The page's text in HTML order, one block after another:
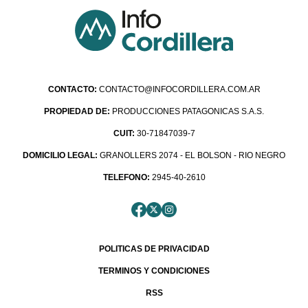
CONTACTO: CONTACTO@INFOCORDILLERA.COM.AR
PROPIEDAD DE: PRODUCCIONES PATAGONICAS S.A.S.
CUIT: 30-71847039-7
DOMICILIO LEGAL: GRANOLLERS 2074 - EL BOLSON - RIO NEGRO
TELEFONO: 2945-40-2610
POLITICAS DE PRIVACIDAD
TERMINOS Y CONDICIONES
RSS